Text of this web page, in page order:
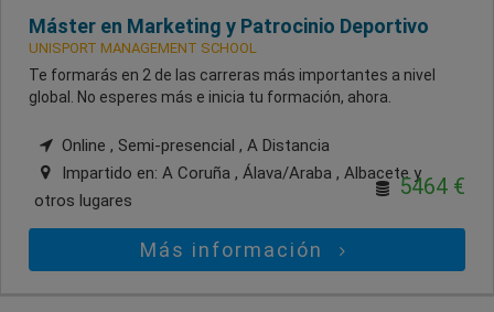
Máster en Marketing y Patrocinio Deportivo
UNISPORT MANAGEMENT SCHOOL
Te formarás en 2 de las carreras más importantes a nivel
global. No esperes más e inicia tu formación, ahora.
Online , Semi-presencial , A Distancia
Impartido en: A Coruña , Álava/Araba , Albacetey
otros lugares
5464 €
Más información